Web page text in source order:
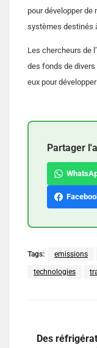
pour développer de
systèmes destinés
Les chercheurs de
des fonds de
eux pour
Partager
Tags: emissions
technologies
Des